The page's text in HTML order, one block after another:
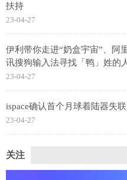
扶持
23-04-27
伊利带你走进“奶盒宇宙”、阿
讯搜狗输入法寻找「鸭」姓的
23-04-27
ispace确认首个月球着陆器失联
23-04-27
关注